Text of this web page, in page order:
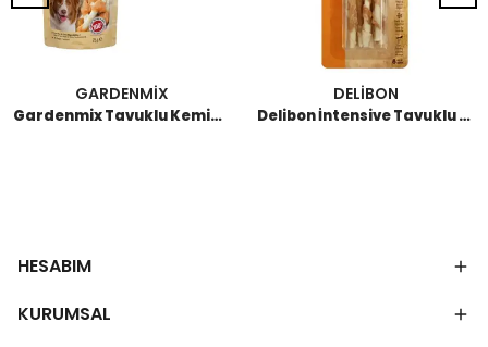
GARDENMİX
Gardenmix Tavuklu Kemik Köpek Ödülü 75 GR (12 Adet)
DELİBON
Delibon İntensive Tavuklu Burgu Ödül Kemik 8'li
HESABIM
KURUMSAL